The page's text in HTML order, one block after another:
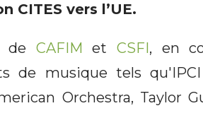
CITES vers l’UE.
de CAFIM etCSFI, en
de musique tels
Orchestra, Taylor